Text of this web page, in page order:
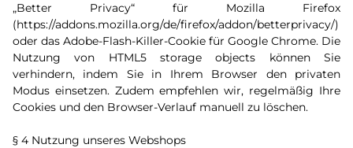
„Better Privacy“ für Mozilla Firefox
(https://addons.mozilla.org/de/firefox/addon/betterprivacy/)
oder das Adobe-Flash-Killer-Cookie für Google Chrome. Die
Nutzung von HTML5 storage objects können Sie
verhindern, indem Sie in Ihrem Browser den privaten
Modus einsetzen. Zudem empfehlen wir, regelmäßig Ihre
Cookies und den Browser-Verlauf manuell zu löschen.
§ 4 Nutzung unseres Webshops